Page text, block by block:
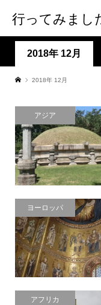
行ってみまし
world Heritage
2018年 12月
2018年 12月
アジア
ヨーロッパ
アフリカ